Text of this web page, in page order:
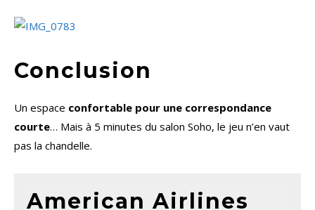
Conclusion
Un espace confortable pour une correspondance
courte… Mais à 5 minutes du salon Soho, le jeu n’en vaut
pas la chandelle.
American Airlines